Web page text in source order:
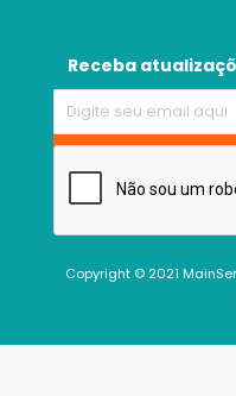
Receba
Copyright © 2021